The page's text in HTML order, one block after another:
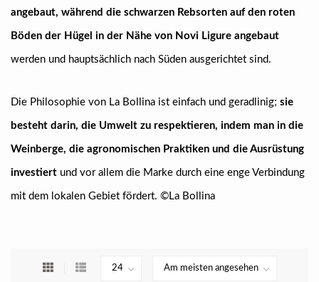
angebaut, während die schwarzen Rebsorten auf den roten
Böden der Hügel in der Nähe von Novi Ligure angebaut
werden und hauptsächlich nach Süden ausgerichtet sind.
Die Philosophie von La Bollina ist einfach und geradlinig; sie
besteht darin, die Umwelt zu respektieren, indem man in die
Weinberge, die agronomischen Praktiken und die Ausrüstung
investiert und vor allem die Marke durch eine enge Verbindung
mit dem lokalen Gebiet fördert. ©La Bollina